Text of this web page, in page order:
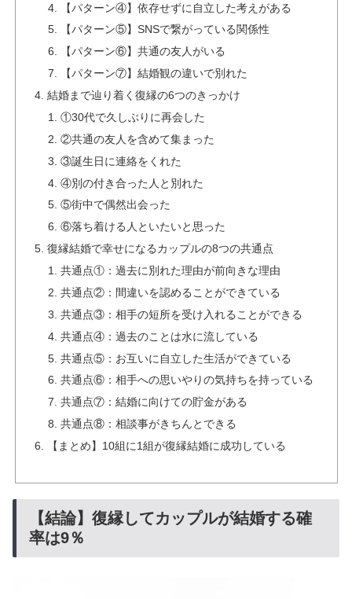
【パターン④】依存せずに自立した考えがある
【パターン⑤】SNSで繋がっている関係性
【パターン⑥】共通の友人がいる
【パターン⑦】結婚観の違いで別れた
結婚まで辿り着く復縁の6つのきっかけ
①30代で久しぶりに再会した
②共通の友人を含めて集まった
③誕生日に連絡をくれた
④別の付き合った人と別れた
⑤街中で偶然出会った
⑥落ち着ける人といたいと思った
復縁結婚で幸せになるカップルの8つの共通点
共通点①：過去に別れた理由が前向きな理由
共通点②：間違いを認めることができている
共通点③：相手の短所を受け入れることができる
共通点④：過去のことは水に流している
共通点⑤：お互いに自立した生活ができている
共通点⑥：相手への思いやりの気持ちを持っている
共通点⑦：結婚に向けての貯金がある
共通点⑧：相談事がきちんとできる
【まとめ】10組に1組が復縁結婚に成功している
【結論】復縁してカップルが結婚する確
率は9％